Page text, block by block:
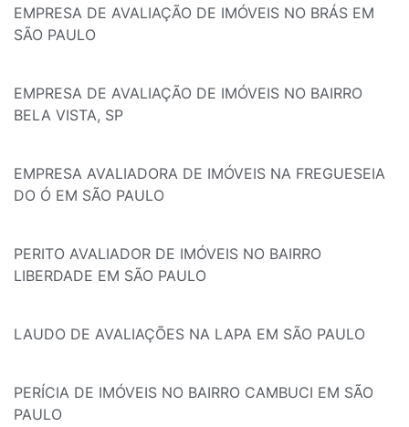
EMPRESA DE AVALIAÇÃO DE IMÓVEIS NO BRÁS EM
SÃO PAULO
EMPRESA DE AVALIAÇÃO DE IMÓVEIS NO BAIRRO
BELA VISTA, SP
EMPRESA AVALIADORA DE IMÓVEIS NA FREGUESEIA
DO Ó EM SÃO PAULO
PERITO AVALIADOR DE IMÓVEIS NO BAIRRO
LIBERDADE EM SÃO PAULO
LAUDO DE AVALIAÇÕES NA LAPA EM SÃO PAULO
PERÍCIA DE IMÓVEIS NO BAIRRO CAMBUCI EM SÃO
PAULO